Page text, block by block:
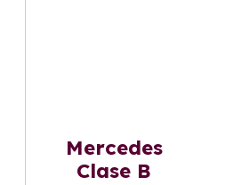
Mercedes
Clase B